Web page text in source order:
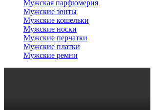
Мужская парфюмерия
Мужские зонты
Мужские кошельки
Мужские носки
Мужские перчатки
Мужские платки
Мужские ремни